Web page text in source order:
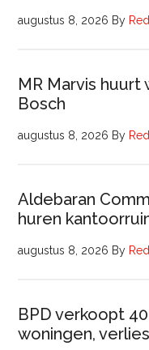
augustus 8, 2026 By
MR Marvis huurt
Bosch
augustus 8, 2026 By
Aldebaran
huren
augustus 8, 2026 By
BPD verkoopt
woningen,